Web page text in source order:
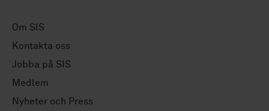
Om SIS
Kontakta oss
Jobba på SIS
Medlem
Nyheter och Press